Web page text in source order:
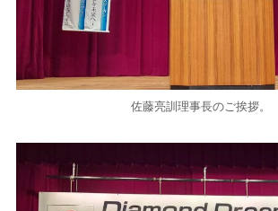
佐藤亮訓理事長のご挨拶。